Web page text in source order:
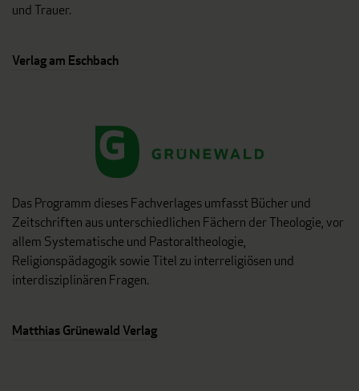
und Trauer.
Verlag am Eschbach
Das Programm dieses Fachverlages umfasst Bücher und
Zeitschriften aus unterschiedlichen Fächern der Theologie, vor
allem Systematische und Pastoraltheologie,
Religionspädagogik sowie Titel zu interreligiösen und
interdisziplinären Fragen.
Matthias Grünewald Verlag